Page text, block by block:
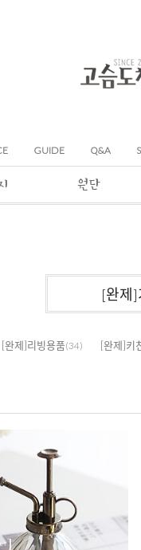
GUIDE Q&A
원단
[완제]
[완제]리빙용품(34) [완제]키